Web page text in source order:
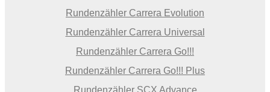
Rundenzähler Carrera Evolution
Rundenzähler Carrera Universal
Rundenzähler Carrera Go!!!
Rundenzähler Carrera Go!!! Plus